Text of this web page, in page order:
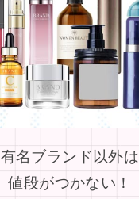
有名ブランド以外は
値段がつかない！